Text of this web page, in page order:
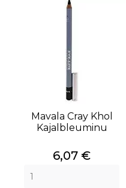
Mavala Cray Khol
Kajalbleuminu
Prix
6,07 €